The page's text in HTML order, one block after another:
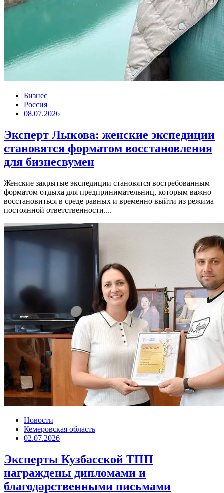
Бизнес
Россия
08.07.2026
Эксперт Лыкова: женские экспедиции
становятся форматом восстановления
для бизнесвумен
Женские закрытые экспедиции становятся востребованным
форматом отдыха для предпринимательниц, которым важно
восстановиться в среде равных и временно выйти из режима
постоянной ответственности....
Новости
Кемеровская область
02.07.2026
Эксперты Кузбасской ТПП
награждены дипломами и
благодарственными письмами